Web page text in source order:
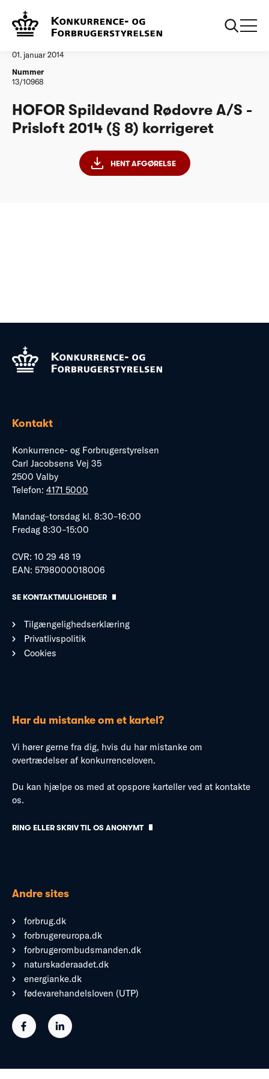
Vandtilsyn
01. januar 2014
Nummer
13/10968
HOFOR Spildevand Rødovre A/S -
Prisloft 2014 (§ 8) korrigeret
HENT AFGØRELSE
Kontakt
Konkurrence- og Forbrugerstyrelsen
Carl Jacobsens Vej 35
2500 Valby
Telefon: 4171 5000
Mandag–torsdag kl. 8:30–16:00
Fredag 8:30–15:00
CVR: 10 29 48 19
EAN: 5798000018006
SE KONTAKTMULIGHEDER
Tilgængelighedserklæring
Privatlivspolitik
Cookies
Har du mistanke om et kartel?
Vi hører gerne fra dig, hvis du har mistanke om
overtrædelser af konkurrenceloven.
Du kan hjælpe os med at opspore karteller ved at kontakte
os.
RING ELLER SKRIV TIL OS ANONYMT
Andre sites
forbrug.dk
forbrugereuropa.dk
forbrugerombudsmanden.dk
naturskaderaadet.dk
energianke.dk
fødevarehandelsloven (UTP)